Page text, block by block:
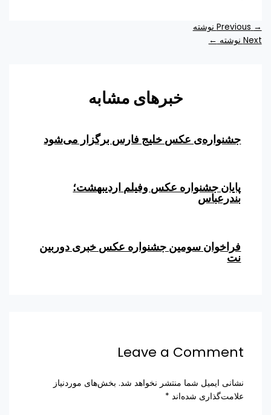
→
Next نوشته
←
خبرهای مشابه
جشنواره‌ی عکس خلیج فارس برگزار می‌شود
پایان جشنواره عکس وفیلم اردیبهشت؛
بندرعباس
فراخوان سومین جشنواره عکس خبری دوربین
نت
Leave a Comment
نشانی ایمیل شما منتشر نخواهد شد. بخش‌های موردنیاز
علامت‌گذاری شده‌اند *